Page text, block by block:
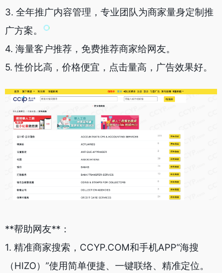
3. 全年推广内容管理，专业团队为商家量身定制推
广方案。
4. 海量客户推荐，免费推荐商家给网友。
5. 性价比高，价格便宜，点击量高，广告效果好。
**帮助网友**：
1. 精准商家搜索，CCYP.COM和手机APP“海搜
（HIZO）”使用简单便捷、一键联络、精准定位。